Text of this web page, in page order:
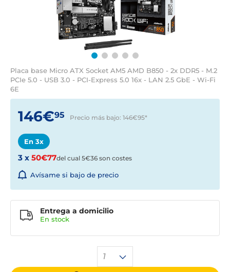
Placa base Micro ATX Socket AM5 AMD B850 - 2x DDR5 - M.2
PCIe 5.0 - USB 3.0 - PCI-Express 5.0 16x - LAN 2.5 GbE - Wi-Fi
6E
146€95 Precio más bajo: 146€95*
En 3x
3 x 50€77del cual 5€36 son costes
Avísame si bajo de precio
1
Entrega a domicilio
En stock